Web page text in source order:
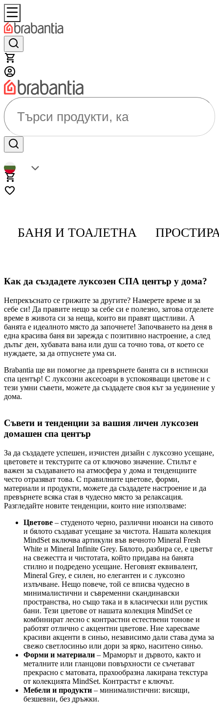
Търси продукти, категории...
BG
БАНЯ И ТОАЛЕТНА
Как да създадете луксозен СПА център у дома?
Непрекъснато се грижите за другите? Намерете време и за
себе си! Да правите нещо за себе си е полезно, затова отделете
време в живота си за неща, които ви правят щастливи. А
банята е идеалното място да започнете! Започването на деня в
една красива баня ви зарежда с позитивно настроение, а след
дълъг ден, хубавата вана или душ са точно това, от което се
нуждаете, за да отпуснете ума си.
Brabantia ще ви помогне да превърнете банята си в истински
спа център! С луксозни аксесоари в успокояващи цветове и с
тези умни съвети, можете да създадете своя кът за уединение у
дома.
Съвети и тенденции за вашия личен луксозен
домашен спа център
За да създадете успешен, изчистен дизайн с луксозно усещане,
цветовете и текстурите са от ключово значение. Стилът е
важен за създаването на атмосфера у дома и тенденциите
често отразяват това. С правилните цветове, форми,
материали и продукти, можете да създадете настроение и да
превърнете всяка стая в чудесно място за релаксация.
Разгледайте новите тенденции, които ние използваме:
Цветове – студеното черно, различни нюанси на сивото
и бялото създават усещане за чистота. Нашата колекция
MindSet включва артикули във вечното Mineral Fresh
White и Mineral Infinite Grey. Бялото, разбира се, е цветът
на свежестта и чистотата, който придава на банята
стилно и подредено усещане. Неговият еквивалент,
Mineral Grey, е силен, но елегантен и с луксозно
излъчване. Нещо повече, той се вписва чудесно в
минималистични и съвременни скандинавски
пространства, но също така и в класически или рустик
бани. Тези цветове от нашата колекция MindSet се
комбинират лесно с контрастни естествени тонове и
работят отлично с акцентни цветове. Ние харесваме
красиви акценти в синьо, независимо дали става дума за
свежо светлосиньо или дори за ярко, наситено синьо.
Форми и материали – Мраморът и дървото, както и
металните или гланцови повърхности се съчетават
прекрасно с матовата, прахообразна лакирана текстура
от колекцията MindSet. Контрастът е ключът.
Мебели и продукти – минималистични: висящи,
безшевни, без дръжки.